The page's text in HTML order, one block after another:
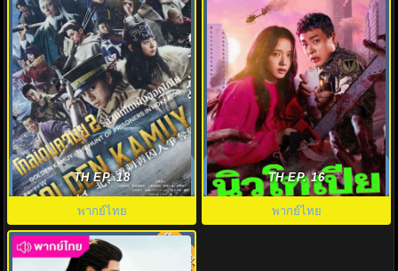
โกลเดนคามุย ล่านักโทษใน
ฮอกไกโด Golden Kamuy2 พากย์
ไทย EP.1-9
TH EP. 18
พากย์ไทย
นิวโทเปีย (2025) Newtopia พากย์
ไทย EP.1-8 (จบ)
TH EP. 16
พากย์ไทย
7.0 พากย์ไทย